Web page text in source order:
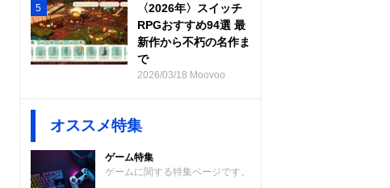
5
〈2026年〉スイッチ
RPGおすすめ94選 最
新作から不朽の名作ま
で
2026/03/18 Moovoo
オススメ特集
ゲーム特集
ゲームに関する特集ページです。